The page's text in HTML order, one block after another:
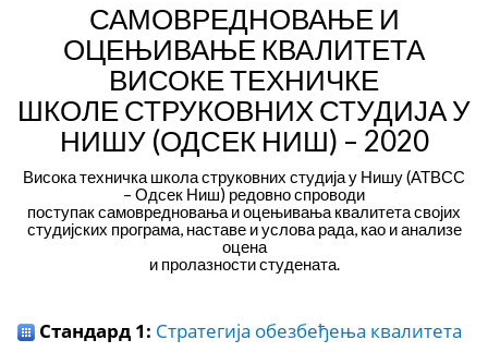
САМОВРЕДНОВАЊЕ И
ОЦЕЊИВАЊЕ КВАЛИТЕТА
ВИСОКЕ ТЕХНИЧКЕ
ШКОЛЕ СТРУКОВНИХ СТУДИЈА У
НИШУ (ОДСЕК НИШ) – 2020
Висока техничка школа струковних студија у Нишу (АТВСС
– Одсек Ниш) редовно спроводи
поступак самовредновања и оцењивања квалитета својих
студијских програма, наставе и услова рада, као и анализе
оцена
и пролазности студената.
Стандард 1: Стратегија обезбеђења квалитета